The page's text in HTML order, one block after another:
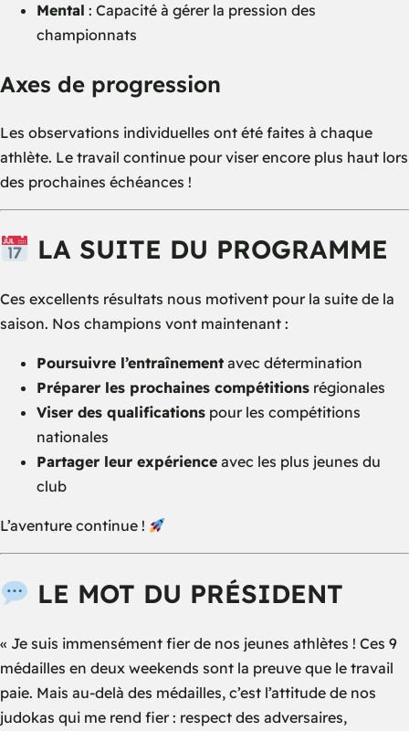
Mental : Capacité à gérer la pression des
championnats
Axes de progression
Les observations individuelles ont été faites à chaque
athlète. Le travail continue pour viser encore plus haut lors
des prochaines échéances !
LA SUITE DU PROGRAMME
Ces excellents résultats nous motivent pour la suite de la
saison. Nos champions vont maintenant :
Poursuivre l’entraînement avec détermination
Préparer les prochaines compétitions régionales
Viser des qualifications pour les compétitions
nationales
Partager leur expérience avec les plus jeunes du
club
L’aventure continue !
LE MOT DU PRÉSIDENT
« Je suis immensément fier de nos jeunes athlètes ! Ces 9
médailles en deux weekends sont la preuve que le travail
paie. Mais au-delà des médailles, c’est l’attitude de nos
judokas qui me rend fier : respect des adversaires,